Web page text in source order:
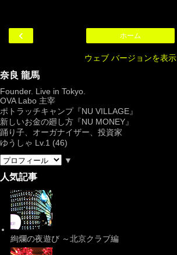
‹ ホーム
ウェブ バージョンを表示
奈良 龍馬
Founder. Live in Tokyo.
OVA Labo 主宰
ポトラッチキャンプ『NU VILLAGE』
新しいお金の廻し方『NU MONEY』
踊り子、オーガナイザー、投資家
ゆうしゃ Lv.1 (46)
▼
人気記事
絢爛の夜遊び ～北京クラブ編